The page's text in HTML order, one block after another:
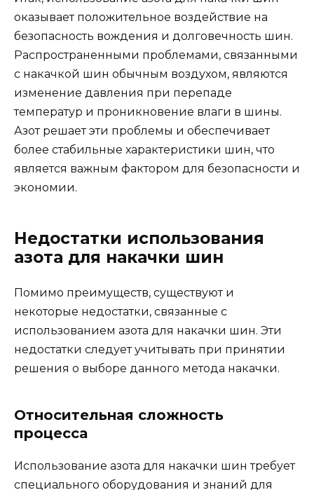
оказывает положительное воздействие на
безопасность вождения и долговечность шин.
Распространенными проблемами, связанными
с накачкой шин обычным воздухом, являются
изменение давления при перепаде
температур и проникновение влаги в шины.
Азот решает эти проблемы и обеспечивает
более стабильные характеристики шин, что
является важным фактором для безопасности и
экономии.
Недостатки использования
азота для накачки шин
Помимо преимуществ, существуют и
некоторые недостатки, связанные с
использованием азота для накачки шин. Эти
недостатки следует учитывать при принятии
решения о выборе данного метода накачки.
Относительная сложность
процесса
Использование азота для накачки шин требует
специального оборудования и знаний для